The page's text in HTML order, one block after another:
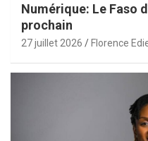
Numérique: Le Faso
prochain
27 juillet 2026 Florence